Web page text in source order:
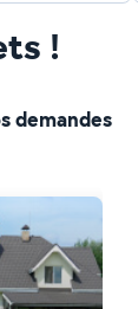
!
demandes